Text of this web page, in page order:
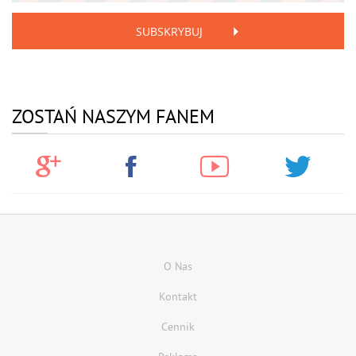
SUBSKRYBUJ
ZOSTAŃ NASZYM FANEM
O Nas
Kontakt
Cennik